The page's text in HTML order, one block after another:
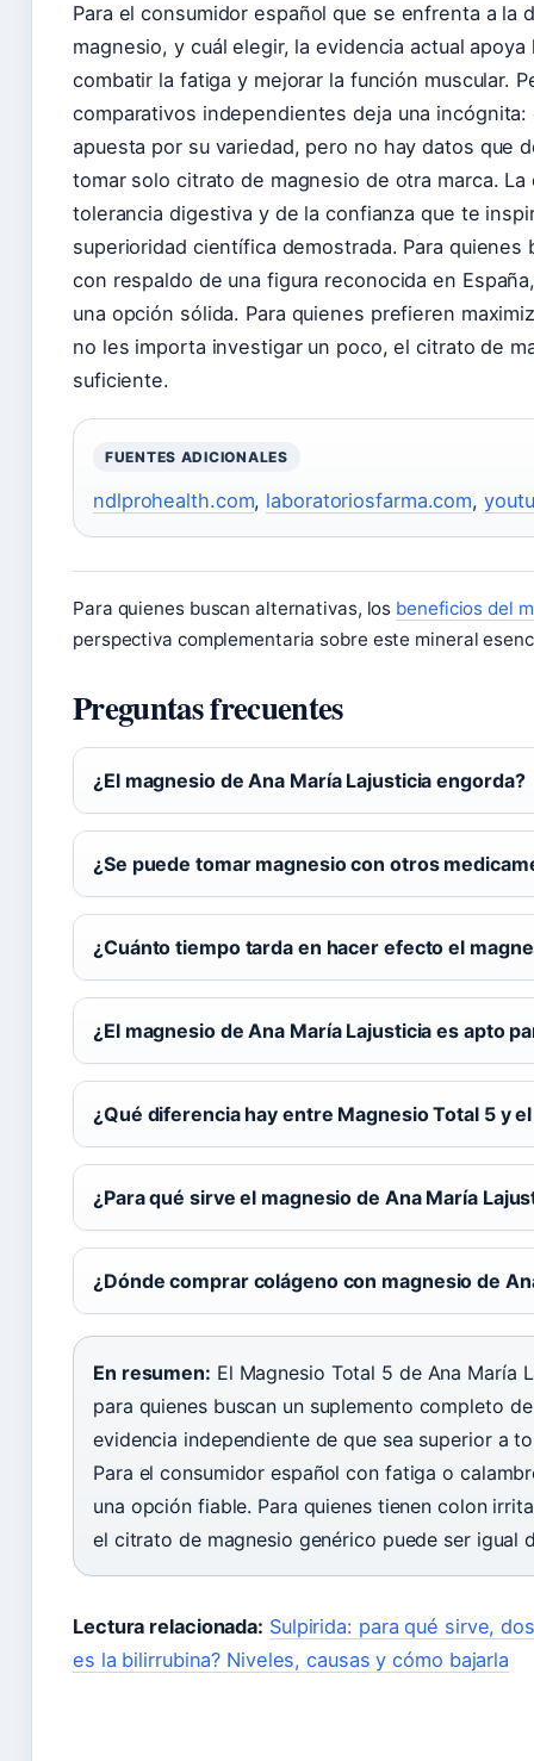
Para el consumidor español que se enfrenta a la
magnesio, y cuál elegir, la evidencia actual
combatir la fatiga y mejorar la función muscular.
comparativos independientes deja una
apuesta por su variedad, pero no hay datos que
tomar solo citrato de magnesio de otra marca.
tolerancia digestiva y de la confianza que te
superioridad científica demostrada. Para
con respaldo de una figura reconocida en
una opción sólida. Para quienes prefieren
no les importa investigar un poco, el citrato de
suficiente.
FUENTES ADICIONALES
ndlprohealth.com, laboratoriosfarma.com,
Para quienes buscan alternativas, los beneficios del
perspectiva complementaria sobre este mineral
Preguntas frecuentes
¿El magnesio de Ana María Lajusticia engorda?
¿Se puede tomar magnesio con otros
¿Cuánto tiempo tarda en hacer efecto el
¿El magnesio de Ana María Lajusticia es apto
¿Qué diferencia hay entre Magnesio Total 5 y
¿Para qué sirve el magnesio de Ana María
¿Dónde comprar colágeno con magnesio de
En resumen: El Magnesio Total 5 de Ana María
para quienes buscan un suplemento completo
evidencia independiente de que sea superior a
Para el consumidor español con fatiga o
una opción fiable. Para quienes tienen colon
el citrato de magnesio genérico puede ser igual
Lectura relacionada: Sulpirida: para qué sirve,
es la bilirrubina? Niveles, causas y cómo bajarla